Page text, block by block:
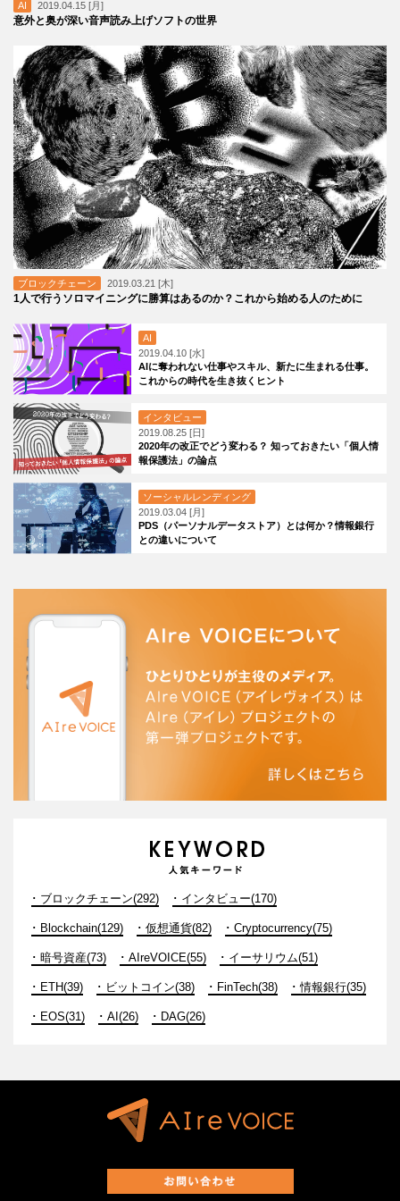
AI 2019.04.15 [月]
意外と奥が深い音声読み上げソフトの世界
ブロックチェーン 2019.03.21 [木]
1人で行うソロマイニングに勝算はあるのか？これから始める人のために
AI
2019.04.10 [水]
AIに奪われない仕事やスキル、新たに生まれる仕事。
これからの時代を生き抜くヒント
インタビュー
2019.08.25 [日]
2020年の改正でどう変わる？ 知っておきたい「個人情
報保護法」の論点
ソーシャルレンディング
2019.03.04 [月]
PDS（パーソナルデータストア）とは何か？情報銀行
との違いについて
ブロックチェーン(292) インタビュー(170)
Blockchain(129) 仮想通貨(82) Cryptocurrency(75)
暗号資産(73) AIreVOICE(55) イーサリウム(51)
ETH(39) ビットコイン(38) FinTech(38) 情報銀行(35)
EOS(31) AI(26) DAG(26)